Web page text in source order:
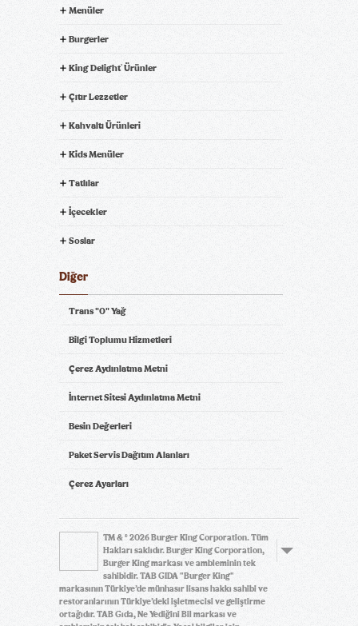
Menüler
Burgerler
King Delight® Ürünler
Çıtır Lezzetler
Kahvaltı Ürünleri
Kids Menüler
Tatlılar
İçecekler
Soslar
Diğer
Trans "0" Yağ
Bilgi Toplumu Hizmetleri
Çerez Aydınlatma Metni
İnternet Sitesi Aydınlatma Metni
Besin Değerleri
Paket Servis Dağıtım Alanları
Çerez Ayarları
TM & © 2026 Burger King Corporation. Tüm
Hakları saklıdır. Burger King Corporation,
Burger King markası ve ambleminin tek
sahibidir. TAB GIDA "Burger King"
markasının Türkiye’de münhasır lisans hakkı sahibi ve
restoranlarının Türkiye’deki işletmecisi ve geliştirme
ortağıdır. TAB Gıda, Ne Yediğini Bil markası ve